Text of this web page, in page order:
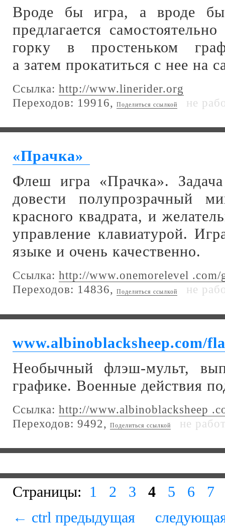
Вроде бы игра, а вроде
предлагается
горку в простеньком
а затем прокатиться с нее на
Ссылка: http://www.linerider.org
Переходов: 19916, Поделиться ссылкой не
«Прачка»
Флеш игра «Прачка».
довести полупрозрачный
красного квадрата, и
управление клавиатурой.
языке и очень качественно.
Ссылка: http://www.onemorelevel .com/
Переходов: 14836, Поделиться ссылкой не
www.albinoblacksheep.com/
Необычный флэш-мульт,
графике. Военные действия
Ссылка: http://www.albinoblacksheep
Переходов: 9492,
Поделиться ссылкой не
Страницы: 1 2 3 4 5 6
7
← ctrl предыдущая